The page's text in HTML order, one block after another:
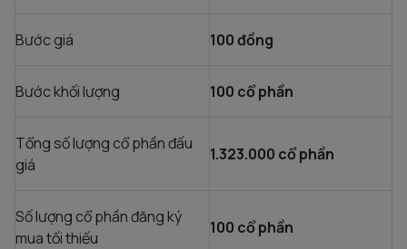
Bước giá 100 đồng
Bước khối lượng 100 cổ phần
Tổng số lượng cổ phần đấu
giá
1.323.000 cổ phần
Số lượng cổ phần đăng ký
mua tối thiếu
100 cổ phần